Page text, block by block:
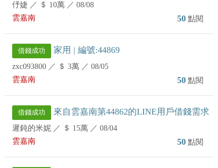
伃婕 ／ ＄ 10萬 ／ 08/08
雲嘉南
50 點閱
借錢成功 家用 | 編號:44869
zxc093800 ／ ＄ 3萬 ／ 08/05
雲嘉南
50 點閱
借錢成功 來自雲嘉南第44862的LINE用戶借錢需求
遲鈍的米妮 ／ ＄ 15萬 ／ 08/04
雲嘉南
50 點閱